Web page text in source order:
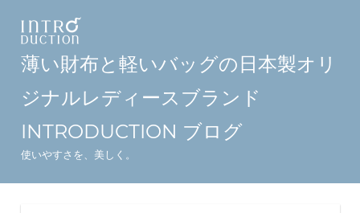
薄い財布と軽いバッグの日本製オリ
ジナルレディースブランド
INTRODUCTION ブログ
使いやすさを、美しく。